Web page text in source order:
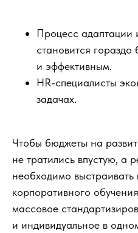
Процесс адаптации
становится
и эффективным.
HR-специалисты
задачах.
Чтобы бюджеты на
не тратились впустую, а
необходимо
корпоративного
массовое
и индивидуальное в